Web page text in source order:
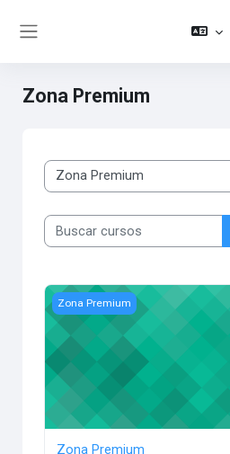
Zona Premium
Categorías
Buscar cursos
Zona Premium
Zona Premium
Zona Premium